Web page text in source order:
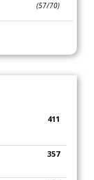
(57/70)
411
357